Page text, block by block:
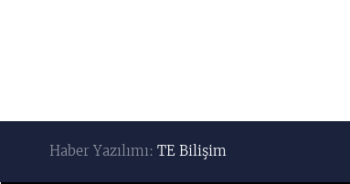
Haber Yazılımı:TE Bilişim